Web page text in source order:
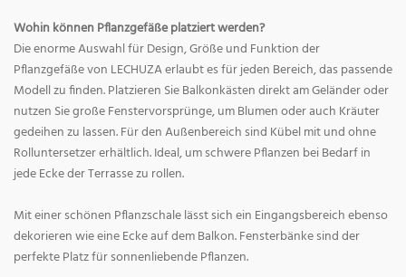
Wohin können Pflanzgefäße platziert werden?
Die enorme Auswahl für Design, Größe und Funktion der
Pflanzgefäße von LECHUZA erlaubt es für jeden Bereich, das passende
Modell zu finden. Platzieren Sie Balkonkästen direkt am Geländer oder
nutzen Sie große Fenstervorsprünge, um Blumen oder auch Kräuter
gedeihen zu lassen. Für den Außenbereich sind Kübel mit und ohne
Rolluntersetzer erhältlich. Ideal, um schwere Pflanzen bei Bedarf in
jede Ecke der Terrasse zu rollen.
Mit einer schönen Pflanzschale lässt sich ein Eingangsbereich ebenso
dekorieren wie eine Ecke auf dem Balkon. Fensterbänke sind der
perfekte Platz für sonnenliebende Pflanzen.